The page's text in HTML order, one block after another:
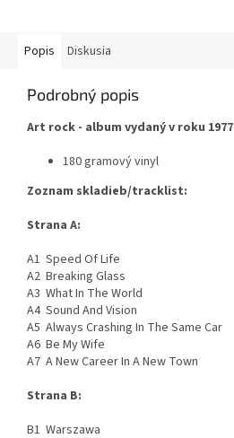
Popis Diskusia
Podrobný popis
Art rock - album vydaný v roku 1977
180 gramový vinyl
Zoznam skladieb/tracklist:
Strana A:
A1 Speed Of Life
A2 Breaking Glass
A3 What In The World
A4 Sound And Vision
A5 Always Crashing In The Same Car
A6 Be My Wife
A7 A New Career In A New Town
Strana B:
B1 Warszawa